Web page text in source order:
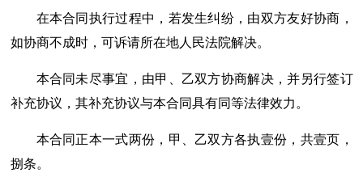
在本合同执行过程中，若发生纠纷，由双方友好协商，
如协商不成时，可诉请所在地人民法院解决。
本合同未尽事宜，由甲、乙双方协商解决，并另行签订
补充协议，其补充协议与本合同具有同等法律效力。
本合同正本一式两份，甲、乙双方各执壹份，共壹页，
捌条。